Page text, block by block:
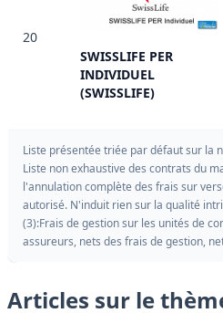
20
SWISSLIFE PER
INDIVIDUEL
(SWISSLIFE)
Liste présentée triée par défaut sur la
Liste non exhaustive des contrats du
l'annulation complète des frais sur
autorisé. N'induit rien sur la qualité
(3):Frais de gestion sur les unités de
assureurs, nets des frais de gestion,
Articles sur le